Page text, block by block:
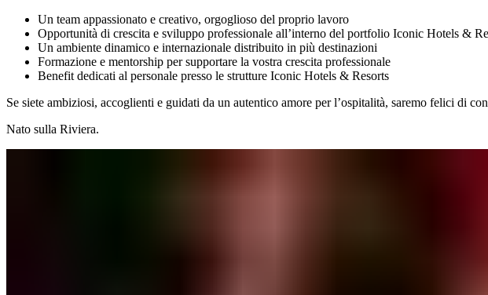
Un team appassionato e creativo, orgoglioso del proprio lavoro​​​​‌ ‍ ​‍​‍‌‍ ‌ ​‍‌‍‍‌‌‍‌ ‌‍‍‌‌‍ ‍​‍​‍​ ‍‍​‍​‍‌ ​ ‌‍​‌‌‍ ‍‌‍‍‌‌ ‌​‌ ‍‌​‍ ‍‌‍‍‌‌‍ ​‍​‍​‍ ​​‍​‍‌‍‍​‌ ​‍‌‍‌‌‌‍‌‍​‍​‍​ ‍‍​‍​‍‌‍‍​‌ ‌​‌ ‌​‌ ​​‌ ​ ​ ‍‍​‍ ​‍ ‌‍ ​​‍ ‌‌‍​‌‌‍ ‍‌‍‌​​‍ ‌‌ ​‍​‍ ‌‌‍‍​‌‍ ‌ ‌​‌‍‌‌‌‍ ​‌ ​ ​‍ ‌‌ ​ ‌ ‌​‌ ‌‌‌‍‌​‌‍‍‌‌‍ ​‍ ‍‌ ‌‍‌‍‌‌‌ ​‍‌‍​ ‌‍‌‌‌‍ ​​‍ ‍‌‍​‌‌ ​​‌ ​​​‍ ‌‍‍‌‌‍ ‍‌ ‌​‌‍‌‌‌‍ ‍‌ ‌​​‍ ‌‍‌‌‌‍‌​‌‍‍‌‌ ‌​​‍ ‌‍ ‌‌‍ ‌‍‌​‌‍‌‌​ ‌‌ ​​‌ ​‍‌‍‌‌‌ ​ ‌‍‌‌‌‍ ‍‌ ‌​‌‍​‌‌ ‌​‌‍‍‌‌‍ ‌‍ ‍​ ‍ ‌‍‍‌‌‍‌​​ ‌‌‍‌‍​ ​​​ ​‍‌‍‌​​ ​‌‌‍‌‍‌‍​‌‌‍‌​​‍ ‌‌‍​ ​ ‍​​ ​‍​ ​​​‍ ‌​ ‌​​ ‍​‌‍‌‌​ ‌‍​‍ ‌​ ‍​​ ‌‌‌‍​‌‌‍​‌​‍ ‌‌‍‌​‌‍‌​‌‍‌‍​ ‌‍​ ​ ​ ‌‌‌‍​‍​ ​‍‌‍‌​​ ​​​ ‌‍​ ‍‌​ ‍ ‌ ‌​‌ ‍‌‌ ​​‌‍‌‌​ ‌‌‍‍​‌‍ ‌ ‌​‌‍‌‌‌‍ ​‌‌​ ‌‍‍‌‌ ‌​‌‍‌‌‌‌​​‌‍​‌‌‍‌ ‌‍‌‌​ ‍ ‌ ​​‌‍​‌‌ ‌​‌‍‍​​ ‌‌ ​​‌‍​‌‌‍‌ ‌‍‌‌‌​​‍‌ ‌‌‌‍‍‌‌‍ ​‌‍‌​‌‍‌‌‌ ​‍​‍‌‌​ ‌‌‌​​‍‌‌ ‌‍‍ ‌‍‌‌‌ ‍‌​‍‌‌​ ​ ‌​‌​​‍‌‌​ ​ ‌​‌​​‍‌‌​ ​‍​ ​‍‌‍‌‌​ ‍‌‌‍​ ​ ​‍‌‍‌‌​ ​​​ ‍​​ ‌ ‌‍​‌​ ‌‍‌‍​ ​ ‍‌​‍‌‌​ ​‍​ ​‍​‍‌‌​ ‌‌‌​‌​​‍ ‍‌‍​‍‌‍ ‌‍‌​‌ ‍‌​‍‌‌​ ‌‌‌​​‍‌‌ ‌‍‍ ‌‍‌‌‌ ‍‌​‍‌‌​ ​ ‌​‌​​‍‌‌​ ​ ‌​‌​​‍‌‌​ ​‍​ ​‍‌‍​ ​ ​ ‌‍‌‍​ ​‍‌‍‌‌‌‍​ ​ ​‍​ ‌ ​ ‌‌​ ‍​​ ‌ ​ ‌‍​‍‌‌​ ​‍​ ​‍​‍‌‌​ ‌‌‌​‌​​‍ ‍‌‍​ ‌‍‍​‌‍‍‌‌‍ ​‌‍‌​‌ ​‍‌‍‌‌‌‍ ‍​‍‌‌​ ‌‌‌​​‍‌‌ ‌‍‍ ‌‍‌‌‌ ‍‌​‍‌‌​ ​ ‌​‌​​‍‌‌​ ​ ‌​‌​​‍‌‌​ ​‍​ ​‍​ ​‍​ ‌​​ ​‌​ ‌ ‌‍‌​​ ‌​‌‍‌​​ ​ ​ ‌ ​ ​‍​ ​‍‌‍‌‍​‍‌‌​ ​‍​ ​‍​‍‌‌​ ‌‌‌​‌​​‍ ‍‌ ‌​‌‍‌‌‌ ‍​‌ ‌​​ ‌‍​‍‌‍​‌‌ ​ ‌‍‌‌‌‌‌‌‌ ​‍‌‍ ​​ ‌‌‍‍​‌ ‌​‌ ‌​‌ ​​‌ ​ ​‍‌‌​ ​ ‌​​‌​‍‌‌​ ​‍‌​‌‍​‍‌‌​ ​‍‌​‌‍‌‍ ​​‍ ‌‌‍​‌‌‍ ‍‌‍‌​​‍ ‌‌ ​‍​‍ ‌‌‍‍​‌‍ ‌ ‌​‌‍‌‌‌‍ ​‌ ​ ​‍ ‌‌ ​ ‌ ‌​‌ ‌‌‌‍‌​‌‍‍‌‌‍ ​‍ ‍‌ ‌‍‌‍‌‌‌ ​‍‌‍​ ‌‍‌‌‌‍ ​​‍ ‍‌‍​‌‌ ​​‌ ​​​‍‌‍‌‍‍‌‌‍‌​​ ‌‌‍‌‍​ ​​​ ​‍‌‍‌​​ ​‌‌‍‌‍‌‍​‌‌‍‌​​‍ ‌‌‍​ ​ ‍​​ ​‍​ ​​​‍ ‌​ ‌​​ ‍​‌‍‌‌​ ‌‍​‍ ‌​ ‍​​ ‌‌‌‍​‌‌‍​‌​‍ ‌‌‍‌​‌‍‌​‌‍‌‍​ ‌‍​ ​ ​ ‌‌‌‍​‍​ ​‍‌‍‌​​ ​​​ ‌‍​ ‍‌​‍‌‍‌ ‌​‌ ‍‌‌ ​​‌‍‌‌​ ‌‌‍‍​‌‍ ‌ ‌​‌‍‌‌‌‍ ​‌‌​ ‌‍‍‌‌ ‌​‌‍‌‌‌‌​​‌‍​‌‌‍‌ ‌‍‌‌​‍‌‍‌ ​​‌‍​‌‌ ‌​‌‍‍​​ ‌‌ ​​‌‍​‌‌‍‌ ‌‍‌‌‌​​‍‌ ‌‌‌‍‍‌‌‍ ​‌‍‌​‌‍‌‌‌ ​‍​‍‌‌​ ‌‌‌​​‍‌‌ ‌‍‍ ‌‍‌‌‌ ‍‌​‍‌‌​ ​ ‌​‌​​‍‌‌​ ​ ‌​‌​​‍‌‌​ ​‍​ ​‍‌‍‌‌​ ‍‌‌‍​ ​ ​‍‌‍‌‌​ ​​​ ‍​​ ‌ ‌‍​‌​ ‌‍‌‍​ ​ ‍‌​‍‌‌​ ​‍​ ​‍​‍‌‌​ ‌‌‌​‌​​‍ ‍‌‍​‍‌‍ ‌‍‌​‌ ‍‌​‍‌‌​ ‌‌‌​​‍‌‌ ‌‍‍ ‌‍‌‌‌ ‍‌​‍‌‌​ ​ ‌​‌​​‍‌‌​ ​ ‌​‌​​‍‌‌​ ​‍​ ​‍‌‍​ ​ ​ ‌‍‌‍​ ​‍‌‍‌‌‌‍​ ​ ​‍​ ‌ ​ ‌‌​ ‍​​ ‌ ​ ‌‍​‍‌‌​ ​‍​ ​‍​‍‌‌​ ‌‌‌​‌​​‍ ‍‌‍​ ‌‍‍​‌‍‍‌‌‍ ​‌‍‌​‌ ​‍‌‍‌‌‌‍ ‍​‍‌‌​ ‌‌‌​​‍‌‌ ‌‍‍ ‌‍‌‌‌ ‍‌​‍‌‌​ ​ ‌​‌​​‍‌‌​ ​ ‌​‌​​‍‌‌​ ​‍​ ​‍​ ​‍​ ‌​​ ​‌​ ‌ ‌‍‌​​ ‌​‌‍‌​​ ​ ​ ‌ ​ ​‍​ ​‍‌‍‌‍​‍‌‌​ ​‍​ ​‍​‍‌‌​ ‌‌‌​‌​​‍ ‍‌ ‌​‌‍‌‌‌ ‍​‌ ‌​​‍‌‍‌ ​​‌‍‌‌‌ ​‍‌ ​ ‌ ​​‌‍‌‌‌‍​ ‌ ‌​‌‍‍‌‌ ‌‍‌‍‌‌​ ‌‌ ​​‌ ‌‌‌‍​‍‌‍ ​‌‍‍‌‌ ​ ‌‍‍​‌‍‌‌‌‍‌​​‍​‍‌ ‌
Opportunità di crescita e sviluppo professionale all’interno del portfolio Iconic Hotels & Resorts​​​​‌
Un ambiente dinamico e internazionale distribuito in più destinazioni​​​​‌ ‍ ​‍​‍‌‍ ‌ ​‍‌‍‍‌‌‍‌ ‌‍‍‌‌‍ ‍​‍​‍​ ‍‍​‍​‍‌ ​ ‌‍​‌‌‍ ‍‌‍‍‌‌ ‌​‌ ‍‌​‍ ‍‌‍‍‌‌‍ ​‍​‍​‍ ​​‍​‍‌‍‍​‌ ​‍‌‍‌‌‌‍‌‍​‍​‍​ ‍‍​‍​‍‌‍‍​‌ ‌​‌ ‌​‌ ​​‌ ​ ​ ‍‍​‍ ​‍ ‌‍ ​​‍ ‌‌‍​‌‌‍ ‍‌‍‌​​‍ ‌‌ ​‍​‍ ‌‌‍‍​‌‍ ‌ ‌​‌‍‌‌‌‍ ​‌ ​ ​‍ ‌‌ ​ ‌ ‌​‌ ‌‌‌‍‌​‌‍‍‌‌‍ ​‍ ‍‌ ‌‍‌‍‌‌‌ ​‍‌‍​ ‌‍‌‌‌‍ ​​‍ ‍‌‍​‌‌ ​​‌ ​​​‍ ‌‍‍‌‌‍ ‍‌ ‌​‌‍‌‌‌‍ ‍‌ ‌​​‍ ‌‍‌‌‌‍‌​‌‍‍‌‌ ‌​​‍ ‌‍ ‌‌‍ ‌‍‌​‌‍‌‌​ ‌‌ ​​‌ ​‍‌‍‌‌‌ ​ ‌‍‌‌‌‍ ‍‌ ‌​‌‍​‌‌ ‌​‌‍‍‌‌‍ ‌‍ ‍​ ‍ ‌‍‍‌‌‍‌​​ ‌‌‍‌‍​ ​​​ ​‍‌‍‌​​ ​‌‌‍‌‍‌‍​‌‌‍‌​​‍ ‌‌‍​ ​ ‍​​ ​‍​ ​​​‍ ‌​ ‌​​ ‍​‌‍‌‌​ ‌‍​‍ ‌​ ‍​​ ‌‌‌‍​‌‌‍​‌​‍ ‌‌‍‌​‌‍‌​‌‍‌‍​ ‌‍​ ​ ​ ‌‌‌‍​‍​ ​‍‌‍‌​​ ​​​ ‌‍​ ‍‌​ ‍ ‌ ‌​‌ ‍‌‌ ​​‌‍‌‌​ ‌‌‍‍​‌‍ ‌ ‌​‌‍‌‌‌‍ ​‌‌​ ‌‍‍‌‌ ‌​‌‍‌‌‌‌​​‌‍​‌‌‍‌ ‌‍‌‌​ ‍ ‌ ​​‌‍​‌‌ ‌​‌‍‍​​ ‌‌ ​​‌‍​‌‌‍‌ ‌‍‌‌‌​​‍‌ ‌‌‌‍‍‌‌‍ ​‌‍‌​‌‍‌‌‌ ​‍​‍‌‌​ ‌‌‌​​‍‌‌ ‌‍‍ ‌‍‌‌‌ ‍‌​‍‌‌​ ​ ‌​‌​​‍‌‌​ ​ ‌​‌​​‍‌‌​ ​‍​ ​‍‌‍‌‌​ ‍‌‌‍​ ​ ​‍‌‍‌‌​ ​​​ ‍​​ ‌ ‌‍​‌​ ‌‍‌‍​ ​ ‍‌​‍‌‌​ ​‍​ ​‍​‍‌‌​ ‌‌‌​‌​​‍ ‍‌‍​‍‌‍ ‌‍‌​‌ ‍‌​‍‌‌​ ‌‌‌​​‍‌‌ ‌‍‍ ‌‍‌‌‌ ‍‌​‍‌‌​ ​ ‌​‌​​‍‌‌​ ​ ‌​‌​​‍‌‌​ ​‍​ ​‍​ ‌​‌‍‌‌‌‍‌​​ ‌​​ ‌‌​ ​​‌‍​‌​ ​ ​ ​​​ ‍‌​ ‌​​ ‌​​‍‌‌​ ​‍​ ​‍​‍‌‌​ ‌‌‌​‌​​‍ ‍‌‍​ ‌‍‍​‌‍‍‌‌‍ ​‌‍‌​‌ ​‍‌‍‌‌‌‍ ‍​‍‌‌​ ‌‌‌​​‍‌‌ ‌‍‍ ‌‍‌‌‌ ‍‌​‍‌‌​ ​ ‌​‌​​‍‌‌​ ​ ‌​‌​​‍‌‌​ ​‍​ ​‍​ ​‍​ ‌​​ ​‌​ ‌ ‌‍‌​​ ‌​‌‍‌​​ ​ ​ ‌ ​ ​‍​ ​‍‌‍‌‍​‍‌‌​ ​‍​ ​‍​‍‌‌​ ‌‌‌​‌​​‍ ‍‌ ‌​‌‍‌‌‌ ‍​‌ ‌​​ ‌‍​‍‌‍​‌‌ ​ ‌‍‌‌‌‌‌‌‌ ​‍‌‍ ​​ ‌‌‍‍​‌ ‌​‌ ‌​‌ ​​‌ ​ ​‍‌‌​ ​ ‌​​‌​‍‌‌​ ​‍‌​‌‍​‍‌‌​ ​‍‌​‌‍‌‍ ​​‍ ‌‌‍​‌‌‍ ‍‌‍‌​​‍ ‌‌ ​‍​‍ ‌‌‍‍​‌‍ ‌ ‌​‌‍‌‌‌‍ ​‌ ​ ​‍ ‌‌ ​ ‌ ‌​‌ ‌‌‌‍‌​‌‍‍‌‌‍ ​‍ ‍‌ ‌‍‌‍‌‌‌ ​‍‌‍​ ‌‍‌‌‌‍ ​​‍ ‍‌‍​‌‌ ​​‌ ​​​‍‌‍‌‍‍‌‌‍‌​​ ‌‌‍‌‍​ ​​​ ​‍‌‍‌​​ ​‌‌‍‌‍‌‍​‌‌‍‌​​‍ ‌‌‍​ ​ ‍​​ ​‍​ ​​​‍ ‌​ ‌​​ ‍​‌‍‌‌​ ‌‍​‍ ‌​ ‍​​ ‌‌‌‍​‌‌‍​‌​‍ ‌‌‍‌​‌‍‌​‌‍‌‍​ ‌‍​ ​ ​ ‌‌‌‍​‍​ ​‍‌‍‌​​ ​​​ ‌‍​ ‍‌​‍‌‍‌ ‌​‌ ‍‌‌ ​​‌‍‌‌​ ‌‌‍‍​‌‍ ‌ ‌​‌‍‌‌‌‍ ​‌‌​ ‌‍‍‌‌ ‌​‌‍‌‌‌‌​​‌‍​‌‌‍‌ ‌‍‌‌​‍‌‍‌ ​​‌‍​‌‌ ‌​‌‍‍​​ ‌‌ ​​‌‍​‌‌‍‌ ‌‍‌‌‌​​‍‌ ‌‌‌‍‍‌‌‍ ​‌‍‌​‌‍‌‌‌ ​‍​‍‌‌​ ‌‌‌​​‍‌‌ ‌‍‍ ‌‍‌‌‌ ‍‌​‍‌‌​ ​ ‌​‌​​‍‌‌​ ​ ‌​‌​​‍‌‌​ ​‍​ ​‍‌‍‌‌​ ‍‌‌‍​ ​ ​‍‌‍‌‌​ ​​​ ‍​​ ‌ ‌‍​‌​ ‌‍‌‍​ ​ ‍‌​‍‌‌​ ​‍​ ​‍​‍‌‌​ ‌‌‌​‌​​‍ ‍‌‍​‍‌‍ ‌‍‌​‌ ‍‌​‍‌‌​ ‌‌‌​​‍‌‌ ‌‍‍ ‌‍‌‌‌ ‍‌​‍‌‌​ ​ ‌​‌​​‍‌‌​ ​ ‌​‌​​‍‌‌​ ​‍​ ​‍​ ‌​‌‍‌‌‌‍‌​​ ‌​​ ‌‌​ ​​‌‍​‌​ ​ ​ ​​​ ‍‌​ ‌​​ ‌​​‍‌‌​ ​‍​ ​‍​‍‌‌​ ‌‌‌​‌​​‍ ‍‌‍​ ‌‍‍​‌‍‍‌‌‍ ​‌‍‌​‌ ​‍‌‍‌‌‌‍ ‍​‍‌‌​ ‌‌‌​​‍‌‌ ‌‍‍ ‌‍‌‌‌ ‍‌​‍‌‌​ ​ ‌​‌​​‍‌‌​ ​ ‌​‌​​‍‌‌​ ​‍​ ​‍​ ​‍​ ‌​​ ​‌​ ‌ ‌‍‌​​ ‌​‌‍‌​​ ​ ​ ‌ ​ ​‍​ ​‍‌‍‌‍​‍‌‌​ ​‍​ ​‍​‍‌‌​ ‌‌‌​‌​​‍ ‍‌ ‌​‌‍‌‌‌ ‍​‌ ‌​​‍‌‍‌ ​​‌‍‌‌‌ ​‍‌ ​ ‌ ​​‌‍‌‌‌‍​ ‌ ‌​‌‍‍‌‌ ‌‍‌‍‌‌​ ‌‌ ​​‌ ‌‌‌‍​‍‌‍ ​‌‍‍‌‌ ​ ‌‍‍​‌‍‌‌‌‍‌​​‍​‍‌ ‌
Formazione e mentorship per supportare la vostra crescita professionale​​​​‌ ‍ ​‍​‍‌‍ ‌ ​‍‌‍‍‌‌‍‌ ‌‍‍‌‌‍ ‍​‍​‍​ ‍‍​‍​‍‌ ​ ‌‍​‌‌‍ ‍‌‍‍‌‌ ‌​‌ ‍‌​‍ ‍‌‍‍‌‌‍ ​‍​‍​‍ ​​‍​‍‌‍‍​‌ ​‍‌‍‌‌‌‍‌‍​‍​‍​ ‍‍​‍​‍‌‍‍​‌ ‌​‌ ‌​‌ ​​‌ ​ ​ ‍‍​‍ ​‍ ‌‍ ​​‍ ‌‌‍​‌‌‍ ‍‌‍‌​​‍ ‌‌ ​‍​‍ ‌‌‍‍​‌‍ ‌ ‌​‌‍‌‌‌‍ ​‌ ​ ​‍ ‌‌ ​ ‌ ‌​‌ ‌‌‌‍‌​‌‍‍‌‌‍ ​‍ ‍‌ ‌‍‌‍‌‌‌ ​‍‌‍​ ‌‍‌‌‌‍ ​​‍ ‍‌‍​‌‌ ​​‌ ​​​‍ ‌‍‍‌‌‍ ‍‌ ‌​‌‍‌‌‌‍ ‍‌ ‌​​‍ ‌‍‌‌‌‍‌​‌‍‍‌‌ ‌​​‍ ‌‍ ‌‌‍ ‌‍‌​‌‍‌‌​ ‌‌ ​​‌ ​‍‌‍‌‌‌ ​ ‌‍‌‌‌‍ ‍‌ ‌​‌‍​‌‌ ‌​‌‍‍‌‌‍ ‌‍ ‍​ ‍ ‌‍‍‌‌‍‌​​ ‌‌‍‌‍​ ​​​ ​‍‌‍‌​​ ​‌‌‍‌‍‌‍​‌‌‍‌​​‍ ‌‌‍​ ​ ‍​​ ​‍​ ​​​‍ ‌​ ‌​​ ‍​‌‍‌‌​ ‌‍​‍ ‌​ ‍​​ ‌‌‌‍​‌‌‍​‌​‍ ‌‌‍‌​‌‍‌​‌‍‌‍​ ‌‍​ ​ ​ ‌‌‌‍​‍​ ​‍‌‍‌​​ ​​​ ‌‍​ ‍‌​ ‍ ‌ ‌​‌ ‍‌‌ ​​‌‍‌‌​ ‌‌‍‍​‌‍ ‌ ‌​‌‍‌‌‌‍ ​‌‌​ ‌‍‍‌‌ ‌​‌‍‌‌‌‌​​‌‍​‌‌‍‌ ‌‍‌‌​ ‍ ‌ ​​‌‍​‌‌ ‌​‌‍‍​​ ‌‌ ​​‌‍​‌‌‍‌ ‌‍‌‌‌​​‍‌ ‌‌‌‍‍‌‌‍ ​‌‍‌​‌‍‌‌‌ ​‍​‍‌‌​ ‌‌‌​​‍‌‌ ‌‍‍ ‌‍‌‌‌ ‍‌​‍‌‌​ ​ ‌​‌​​‍‌‌​ ​ ‌​‌​​‍‌‌​ ​‍​ ​‍‌‍‌‌​ ‍‌‌‍​ ​ ​‍‌‍‌‌​ ​​​ ‍​​ ‌ ‌‍​‌​ ‌‍‌‍​ ​ ‍‌​‍‌‌​ ​‍​ ​‍​‍‌‌​ ‌‌‌​‌​​‍ ‍‌‍​‍‌‍ ‌‍‌​‌ ‍‌​‍‌‌​ ‌‌‌​​‍‌‌ ‌‍‍ ‌‍‌‌‌ ‍‌​‍‌‌​ ​ ‌​‌​​‍‌‌​ ​ ‌​‌​​‍‌‌​ ​‍​ ​‍​ ‌ ​ ‌‍​ ‌‍‌‍‌‍‌‍​‍‌‍​‌​ ​​‌‍​ ​ ​ ‌‍‌‍​ ‌ ​ ‌ ​‍‌‌​ ​‍​ ​‍​‍‌‌​ ‌‌‌​‌​​‍ ‍‌‍​ ‌‍‍​‌‍‍‌‌‍ ​‌‍‌​‌ ​‍‌‍‌‌‌‍ ‍​‍‌‌​ ‌‌‌​​‍‌‌ ‌‍‍ ‌‍‌‌‌ ‍‌​‍‌‌​ ​ ‌​‌​​‍‌‌​ ​ ‌​‌​​‍‌‌​ ​‍​ ​‍​ ​‍​ ‌​​ ​‌​ ‌ ‌‍‌​​ ‌​‌‍‌​​ ​ ​ ‌ ​ ​‍​ ​‍‌‍‌‍​‍‌‌​ ​‍​ ​‍​‍‌‌​ ‌‌‌​‌​​‍ ‍‌ ‌​‌‍‌‌‌ ‍​‌ ‌​​ ‌‍​‍‌‍​‌‌ ​ ‌‍‌‌‌‌‌‌‌ ​‍‌‍ ​​ ‌‌‍‍​‌ ‌​‌ ‌​‌ ​​‌ ​ ​‍‌‌​ ​ ‌​​‌​‍‌‌​ ​‍‌​‌‍​‍‌‌​ ​‍‌​‌‍‌‍ ​​‍ ‌‌‍​‌‌‍ ‍‌‍‌​​‍ ‌‌ ​‍​‍ ‌‌‍‍​‌‍ ‌ ‌​‌‍‌‌‌‍ ​‌ ​ ​‍ ‌‌ ​ ‌ ‌​‌ ‌‌‌‍‌​‌‍‍‌‌‍ ​‍ ‍‌ ‌‍‌‍‌‌‌ ​‍‌‍​ ‌‍‌‌‌‍ ​​‍ ‍‌‍​‌‌ ​​‌ ​​​‍‌‍‌‍‍‌‌‍‌​​ ‌‌‍‌‍​ ​​​ ​‍‌‍‌​​ ​‌‌‍‌‍‌‍​‌‌‍‌​​‍ ‌‌‍​ ​ ‍​​ ​‍​ ​​​‍ ‌​ ‌​​ ‍​‌‍‌‌​ ‌‍​‍ ‌​ ‍​​ ‌‌‌‍​‌‌‍​‌​‍ ‌‌‍‌​‌‍‌​‌‍‌‍​ ‌‍​ ​ ​ ‌‌‌‍​‍​ ​‍‌‍‌​​ ​​​ ‌‍​ ‍‌​‍‌‍‌ ‌​‌ ‍‌‌ ​​‌‍‌‌​ ‌‌‍‍​‌‍ ‌ ‌​‌‍‌‌‌‍ ​‌‌​ ‌‍‍‌‌ ‌​‌‍‌‌‌‌​​‌‍​‌‌‍‌ ‌‍‌‌​‍‌‍‌ ​​‌‍​‌‌ ‌​‌‍‍​​ ‌‌ ​​‌‍​‌‌‍‌ ‌‍‌‌‌​​‍‌ ‌‌‌‍‍‌‌‍ ​‌‍‌​‌‍‌‌‌ ​‍​‍‌‌​ ‌‌‌​​‍‌‌ ‌‍‍ ‌‍‌‌‌ ‍‌​‍‌‌​ ​ ‌​‌​​‍‌‌​ ​ ‌​‌​​‍‌‌​ ​‍​ ​‍‌‍‌‌​ ‍‌‌‍​ ​ ​‍‌‍‌‌​ ​​​ ‍​​ ‌ ‌‍​‌​ ‌‍‌‍​ ​ ‍‌​‍‌‌​ ​‍​ ​‍​‍‌‌​ ‌‌‌​‌​​‍ ‍‌‍​‍‌‍ ‌‍‌​‌ ‍‌​‍‌‌​ ‌‌‌​​‍‌‌ ‌‍‍ ‌‍‌‌‌ ‍‌​‍‌‌​ ​ ‌​‌​​‍‌‌​ ​ ‌​‌​​‍‌‌​ ​‍​ ​‍​ ‌ ​ ‌‍​ ‌‍‌‍‌‍‌‍​‍‌‍​‌​ ​​‌‍​ ​ ​ ‌‍‌‍​ ‌ ​ ‌ ​‍‌‌​ ​‍​ ​‍​‍‌‌​ ‌‌‌​‌​​‍ ‍‌‍​ ‌‍‍​‌‍‍‌‌‍ ​‌‍‌​‌ ​‍‌‍‌‌‌‍ ‍​‍‌‌​ ‌‌‌​​‍‌‌ ‌‍‍ ‌‍‌‌‌ ‍‌​‍‌‌​ ​ ‌​‌​​‍‌‌​ ​ ‌​‌​​‍‌‌​ ​‍​ ​‍​ ​‍​ ‌​​ ​‌​ ‌ ‌‍‌​​ ‌​‌‍‌​​ ​ ​ ‌ ​ ​‍​ ​‍‌‍‌‍​‍‌‌​ ​‍​ ​‍​‍‌‌​ ‌‌‌​‌​​‍ ‍‌ ‌​‌‍‌‌‌ ‍​‌ ‌​​‍‌‍‌ ​​‌‍‌‌‌ ​‍‌ ​ ‌ ​​‌‍‌‌‌‍​ ‌ ‌​‌‍‍‌‌ ‌‍‌‍‌‌​ ‌‌ ​​‌ ‌‌‌‍​‍‌‍ ​‌‍‍‌‌ ​ ‌‍‍​‌‍‌‌‌‍‌​​‍​‍‌ ‌
Benefit dedicati al personale presso le strutture Iconic Hotels & Resorts​​​​‌ ‍ ​‍​‍‌‍ ‌ ​‍‌‍‍‌‌‍‌ ‌‍‍‌‌‍ ‍​‍​‍​ ‍‍​‍​‍‌ ​ ‌‍​‌‌‍ ‍‌‍‍‌‌ ‌​‌ ‍‌​‍ ‍‌‍‍‌‌‍ ​‍​‍​‍ ​​‍​‍‌‍‍​‌ ​‍‌‍‌‌‌‍‌‍​‍​‍​ ‍‍​‍​‍‌‍‍​‌ ‌​‌ ‌​‌ ​​‌ ​ ​ ‍‍​‍ ​‍ ‌‍ ​​‍ ‌‌‍​‌‌‍ ‍‌‍‌​​‍ ‌‌ ​‍​‍ ‌‌‍‍​‌‍ ‌ ‌​‌‍‌‌‌‍ ​‌ ​ ​‍ ‌‌ ​ ‌ ‌​‌ ‌‌‌‍‌​‌‍‍‌‌‍ ​‍ ‍‌ ‌‍‌‍‌‌‌ ​‍‌‍​ ‌‍‌‌‌‍ ​​‍ ‍‌‍​‌‌ ​​‌ ​​​‍ ‌‍‍‌‌‍ ‍‌ ‌​‌‍‌‌‌‍ ‍‌ ‌​​‍ ‌‍‌‌‌‍‌​‌‍‍‌‌ ‌​​‍ ‌‍ ‌‌‍ ‌‍‌​‌‍‌‌​ ‌‌ ​​‌ ​‍‌‍‌‌‌ ​ ‌‍‌‌‌‍ ‍‌ ‌​‌‍​‌‌ ‌​‌‍‍‌‌‍ ‌‍ ‍​ ‍ ‌‍‍‌‌‍‌​​ ‌‌‍‌‍​ ​​​ ​‍‌‍‌​​ ​‌‌‍‌‍‌‍​‌‌‍‌​​‍ ‌‌‍​ ​ ‍​​ ​‍​ ​​​‍ ‌​ ‌​​ ‍​‌‍‌‌​ ‌‍​‍ ‌​ ‍​​ ‌‌‌‍​‌‌‍​‌​‍ ‌‌‍‌​‌‍‌​‌‍‌‍​ ‌‍​ ​ ​ ‌‌‌‍​‍​ ​‍‌‍‌​​ ​​​ ‌‍​ ‍‌​ ‍ ‌ ‌​‌ ‍‌‌ ​​‌‍‌‌​ ‌‌‍‍​‌‍ ‌ ‌​‌‍‌‌‌‍ ​‌‌​ ‌‍‍‌‌ ‌​‌‍‌‌‌‌​​‌‍​‌‌‍‌ ‌‍‌‌​ ‍ ‌ ​​‌‍​‌‌ ‌​‌‍‍​​ ‌‌ ​​‌‍​‌‌‍‌ ‌‍‌‌‌​​‍‌ ‌‌‌‍‍‌‌‍ ​‌‍‌​‌‍‌‌‌ ​‍​‍‌‌​ ‌‌‌​​‍‌‌ ‌‍‍ ‌‍‌‌‌ ‍‌​‍‌‌​ ​ ‌​‌​​‍‌‌​ ​ ‌​‌​​‍‌‌​ ​‍​ ​‍‌‍‌‌​ ‍‌‌‍​ ​ ​‍‌‍‌‌​ ​​​ ‍​​ ‌ ‌‍​‌​ ‌‍‌‍​ ​ ‍‌​‍‌‌​ ​‍​ ​‍​‍‌‌​ ‌‌‌​‌​​‍ ‍‌‍​‍‌‍ ‌‍‌​‌ ‍‌​‍‌‌​ ‌‌‌​​‍‌‌ ‌‍‍ ‌‍‌‌‌ ‍‌​‍‌‌​ ​ ‌​‌​​‍‌‌​ ​ ‌​‌​​‍‌‌​ ​‍​ ​‍​ ​‍‌‍‌​​ ​‌​ ​‍​ ‍​​ ‌ ​ ‌ ‌‍​‌​ ‌‌‌‍​ ​ ‌​​ ​​​‍‌‌​ ​‍​ ​‍​‍‌‌​ ‌‌‌​‌​​‍ ‍‌‍​ ‌‍‍​‌‍‍‌‌‍ ​‌‍‌​‌ ​‍‌‍‌‌‌‍ ‍​‍‌‌​ ‌‌‌​​‍‌‌ ‌‍‍ ‌‍‌‌‌ ‍‌​‍‌‌​ ​ ‌​‌​​‍‌‌​ ​ ‌​‌​​‍‌‌​ ​‍​ ​‍​ ​‍​ ‌​​ ​‌​ ‌ ‌‍‌​​ ‌​‌‍‌​​ ​ ​ ‌ ​ ​‍​ ​‍‌‍‌‍​‍‌‌​ ​‍​ ​‍​‍‌‌​ ‌‌‌​‌​​‍ ‍‌ ‌​‌‍‌‌‌ ‍​‌ ‌​​ ‌‍​‍‌‍​‌‌ ​ ‌‍‌‌‌‌‌‌‌ ​‍‌‍ ​​ ‌‌‍‍​‌ ‌​‌ ‌​‌ ​​‌ ​ ​‍‌‌​ ​ ‌​​‌​‍‌‌​ ​‍‌​‌‍​‍‌‌​ ​‍‌​‌‍‌‍ ​​‍ ‌‌‍​‌‌‍ ‍‌‍‌​​‍ ‌‌ ​‍​‍ ‌‌‍‍​‌‍ ‌ ‌​‌‍‌‌‌‍ ​‌ ​ ​‍ ‌‌ ​ ‌ ‌​‌ ‌‌‌‍‌​‌‍‍‌‌‍ ​‍ ‍‌ ‌‍‌‍‌‌‌ ​‍‌‍​ ‌‍‌‌‌‍ ​​‍ ‍‌‍​‌‌ ​​‌ ​​​‍‌‍‌‍‍‌‌‍‌​​ ‌‌‍‌‍​ ​​​ ​‍‌‍‌​​ ​‌‌‍‌‍‌‍​‌‌‍‌​​‍ ‌‌‍​ ​ ‍​​ ​‍​ ​​​‍ ‌​ ‌​​ ‍​‌‍‌‌​ ‌‍​‍ ‌​ ‍​​ ‌‌‌‍​‌‌‍​‌​‍ ‌‌‍‌​‌‍‌​‌‍‌‍​ ‌‍​ ​ ​ ‌‌‌‍​‍​ ​‍‌‍‌​​ ​​​ ‌‍​ ‍‌​‍‌‍‌ ‌​‌ ‍‌‌ ​​‌‍‌‌​ ‌‌‍‍​‌‍ ‌ ‌​‌‍‌‌‌‍ ​‌‌​ ‌‍‍‌‌ ‌​‌‍‌‌‌‌​​‌‍​‌‌‍‌ ‌‍‌‌​‍‌‍‌ ​​‌‍​‌‌ ‌​‌‍‍​​ ‌‌ ​​‌‍​‌‌‍‌ ‌‍‌‌‌​​‍‌ ‌‌‌‍‍‌‌‍ ​‌‍‌​‌‍‌‌‌ ​‍​‍‌‌​ ‌‌‌​​‍‌‌ ‌‍‍ ‌‍‌‌‌ ‍‌​‍‌‌​ ​ ‌​‌​​‍‌‌​ ​ ‌​‌​​‍‌‌​ ​‍​ ​‍‌‍‌‌​ ‍‌‌‍​ ​ ​‍‌‍‌‌​ ​​​ ‍​​ ‌ ‌‍​‌​ ‌‍‌‍​ ​ ‍‌​‍‌‌​ ​‍​ ​‍​‍‌‌​ ‌‌‌​‌​​‍ ‍‌‍​‍‌‍ ‌‍‌​‌ ‍‌​‍‌‌​ ‌‌‌​​‍‌‌ ‌‍‍ ‌‍‌‌‌ ‍‌​‍‌‌​ ​ ‌​‌​​‍‌‌​ ​ ‌​‌​​‍‌‌​ ​‍​ ​‍​ ​‍‌‍‌​​ ​‌​ ​‍​ ‍​​ ‌ ​ ‌ ‌‍​‌​ ‌‌‌‍​ ​ ‌​​ ​​​‍‌‌​ ​‍​ ​‍​‍‌‌​ ‌‌‌​‌​​‍ ‍‌‍​ ‌‍‍​‌‍‍‌‌‍ ​‌‍‌​‌ ​‍‌‍‌‌‌‍ ‍​‍‌‌​ ‌‌‌​​‍‌‌ ‌‍‍ ‌‍‌‌‌ ‍‌​‍‌‌​ ​ ‌​‌​​‍‌‌​ ​ ‌​‌​​‍‌‌​ ​‍​ ​‍​ ​‍​ ‌​​ ​‌​ ‌ ‌‍‌​​ ‌​‌‍‌​​ ​ ​ ‌ ​ ​‍​ ​‍‌‍‌‍​‍‌‌​ ​‍​ ​‍​‍‌‌​ ‌‌‌​‌​​‍ ‍‌ ‌​‌‍‌‌‌ ‍​‌ ‌​​‍‌‍‌ ​​‌‍‌‌‌ ​‍‌ ​ ‌ ​​‌‍‌‌‌‍​ ‌ ‌​‌‍‍‌‌ ‌‍‌‍‌‌​ ‌‌ ​​‌ ‌‌‌‍​‍‌‍ ​‌‍‍‌‌ ​ ‌‍‍​‌‍‌‌‌‍‌​​‍​‍‌ ‌
Se siete ambiziosi, accoglienti e guidati da un autentico amore per l’ospitalità, saremo felici di conoscervi.​​​​‌
Nato sulla Riviera.​​​​‌ ‍ ​‍​‍‌‍ ‌ ​‍‌‍‍‌‌‍‌ ‌‍‍‌‌‍ ‍​‍​‍​ ‍‍​‍​‍‌ ​ ‌‍​‌‌‍ ‍‌‍‍‌‌ ‌​‌ ‍‌​‍ ‍‌‍‍‌‌‍ ​‍​‍​‍ ​​‍​‍‌‍‍​‌ ​‍‌‍‌‌‌‍‌‍​‍​‍​ ‍‍​‍​‍‌‍‍​‌ ‌​‌ ‌​‌ ​​‌ ​ ​ ‍‍​‍ ​‍ ‌‍ ​​‍ ‌‌‍​‌‌‍ ‍‌‍‌​​‍ ‌‌ ​‍​‍ ‌‌‍‍​‌‍ ‌ ‌​‌‍‌‌‌‍ ​‌ ​ ​‍ ‌‌ ​ ‌ ‌​‌ ‌‌‌‍‌​‌‍‍‌‌‍ ​‍ ‍‌ ‌‍‌‍‌‌‌ ​‍‌‍​ ‌‍‌‌‌‍ ​​‍ ‍‌‍​‌‌ ​​‌ ​​​‍ ‌‍‍‌‌‍ ‍‌ ‌​‌‍‌‌‌‍ ‍‌ ‌​​‍ ‌‍‌‌‌‍‌​‌‍‍‌‌ ‌​​‍ ‌‍ ‌‌‍ ‌‍‌​‌‍‌‌​ ‌‌ ​​‌ ​‍‌‍‌‌‌ ​ ‌‍‌‌‌‍ ‍‌ ‌​‌‍​‌‌ ‌​‌‍‍‌‌‍ ‌‍ ‍​ ‍ ‌‍‍‌‌‍‌​​ ‌‌‍‌‍​ ​​​ ​‍‌‍‌​​ ​‌‌‍‌‍‌‍​‌‌‍‌​​‍ ‌‌‍​ ​ ‍​​ ​‍​ ​​​‍ ‌​ ‌​​ ‍​‌‍‌‌​ ‌‍​‍ ‌​ ‍​​ ‌‌‌‍​‌‌‍​‌​‍ ‌‌‍‌​‌‍‌​‌‍‌‍​ ‌‍​ ​ ​ ‌‌‌‍​‍​ ​‍‌‍‌​​ ​​​ ‌‍​ ‍‌​ ‍ ‌ ‌​‌ ‍‌‌ ​​‌‍‌‌​ ‌‌‍‍​‌‍ ‌ ‌​‌‍‌‌‌‍ ​‌‌​ ‌‍‍‌‌ ‌​‌‍‌‌‌‌​​‌‍​‌‌‍‌ ‌‍‌‌​ ‍ ‌ ​​‌‍​‌‌ ‌​‌‍‍​​ ‌‌ ​​‌‍​‌‌‍‌ ‌‍‌‌‌​​‍‌ ‌‌‌‍‍‌‌‍ ​‌‍‌​‌‍‌‌‌ ​‍​‍‌‌​ ‌‌‌​​‍‌‌ ‌‍‍ ‌‍‌‌‌ ‍‌​‍‌‌​ ​ ‌​‌​​‍‌‌​ ​ ‌​‌​​‍‌‌​ ​‍​ ​‍​ ​ ‌‍​ ‌‍‌‌​ ‍​​ ‍​​ ​ ​ ‌​​ ​‍​ ‍‌​ ‌‌​ ‍​​ ‌​​‍‌‌​ ​‍​ ​‍​‍‌‌​ ‌‌‌​‌​​‍ ‍‌‍‍​‌‍‍‌‌‍‌ ‌‍‍​‌‍ ​‌‍‍‌‌‍‌ ‌‍‍​‌ ‌​‌‌‌​‌‍‌‌‌ ‍​‌ ‌​​‍ ‍‌ ‌​‌‍‌‌‌ ‍​‌ ‌​​ ‌‍​‍‌‍​‌‌ ​ ‌‍‌‌‌‌‌‌‌ ​‍‌‍ ​​ ‌‌‍‍​‌ ‌​‌ ‌​‌ ​​‌ ​ ​‍‌‌​ ​ ‌​​‌​‍‌‌​ ​‍‌​‌‍​‍‌‌​ ​‍‌​‌‍‌‍ ​​‍ ‌‌‍​‌‌‍ ‍‌‍‌​​‍ ‌‌ ​‍​‍ ‌‌‍‍​‌‍ ‌ ‌​‌‍‌‌‌‍ ​‌ ​ ​‍ ‌‌ ​ ‌ ‌​‌ ‌‌‌‍‌​‌‍‍‌‌‍ ​‍ ‍‌ ‌‍‌‍‌‌‌ ​‍‌‍​ ‌‍‌‌‌‍ ​​‍ ‍‌‍​‌‌ ​​‌ ​​​‍‌‍‌‍‍‌‌‍‌​​ ‌‌‍‌‍​ ​​​ ​‍‌‍‌​​ ​‌‌‍‌‍‌‍​‌‌‍‌​​‍ ‌‌‍​ ​ ‍​​ ​‍​ ​​​‍ ‌​ ‌​​ ‍​‌‍‌‌​ ‌‍​‍ ‌​ ‍​​ ‌‌‌‍​‌‌‍​‌​‍ ‌‌‍‌​‌‍‌​‌‍‌‍​ ‌‍​ ​ ​ ‌‌‌‍​‍​ ​‍‌‍‌​​ ​​​ ‌‍​ ‍‌​‍‌‍‌ ‌​‌ ‍‌‌ ​​‌‍‌‌​ ‌‌‍‍​‌‍ ‌ ‌​‌‍‌‌‌‍ ​‌‌​ ‌‍‍‌‌ ‌​‌‍‌‌‌‌​​‌‍​‌‌‍‌ ‌‍‌‌​‍‌‍‌ ​​‌‍​‌‌ ‌​‌‍‍​​ ‌‌ ​​‌‍​‌‌‍‌ ‌‍‌‌‌​​‍‌ ‌‌‌‍‍‌‌‍ ​‌‍‌​‌‍‌‌‌ ​‍​‍‌‌​ ‌‌‌​​‍‌‌ ‌‍‍ ‌‍‌‌‌ ‍‌​‍‌‌​ ​ ‌​‌​​‍‌‌​ ​ ‌​‌​​‍‌‌​ ​‍​ ​‍​ ​ ‌‍​ ‌‍‌‌​ ‍​​ ‍​​ ​ ​ ‌​​ ​‍​ ‍‌​ ‌‌​ ‍​​ ‌​​‍‌‌​ ​‍​ ​‍​‍‌‌​ ‌‌‌​‌​​‍ ‍‌‍‍​‌‍‍‌‌‍‌ ‌‍‍​‌‍ ​‌‍‍‌‌‍‌ ‌‍‍​‌ ‌​‌‌‌​‌‍‌‌‌ ‍​‌ ‌​​‍ ‍‌ ‌​‌‍‌‌‌ ‍​‌ ‌​​‍‌‍‌ ​​‌‍‌‌‌ ​‍‌ ​ ‌ ​​‌‍‌‌‌‍​ ‌ ‌​‌‍‍‌‌ ‌‍‌‍‌‌​ ‌‌ ​​‌ ‌‌‌‍​‍‌‍ ​‌‍‍‌‌ ​ ‌‍‍​‌‍‌‌‌‍‌​​‍​‍‌ ‌